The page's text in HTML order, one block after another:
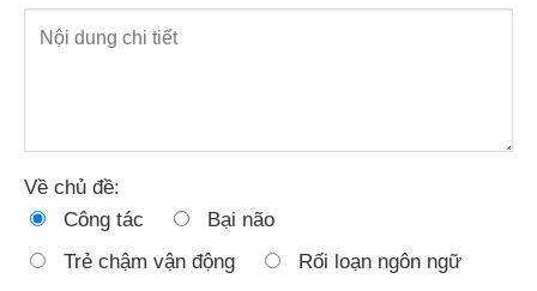
Về chủ đề:
Công tác
Bại não
Trẻ chậm vận động
Rối loạn ngôn ngữ